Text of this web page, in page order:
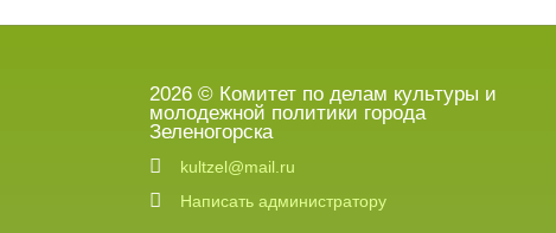
2026 © Комитет по делам культуры и
молодежной политики города
Зеленогорска
kultzel@mail.ru
Написать администратору